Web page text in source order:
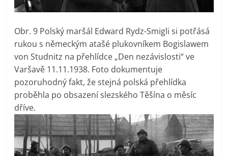
Obr. 9 Polský maršál Edward Rydz-Smigli si potřásá
rukou s německým atašé plukovníkem Bogislawem
von Studnitz na přehlídce „Den nezávislosti“ ve
Varšavě 11.11.1938. Foto dokumentuje
pozoruhodný fakt, že stejná polská přehlídka
proběhla po obsazení slezského Těšína o měsíc
dříve.